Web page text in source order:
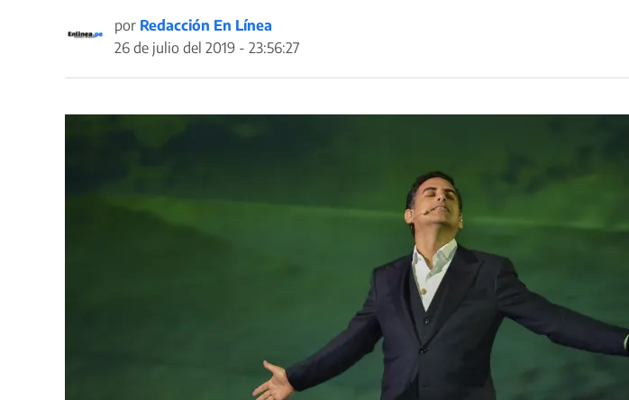
por Redacción En Línea
26 de julio del 2019 - 23:56:27